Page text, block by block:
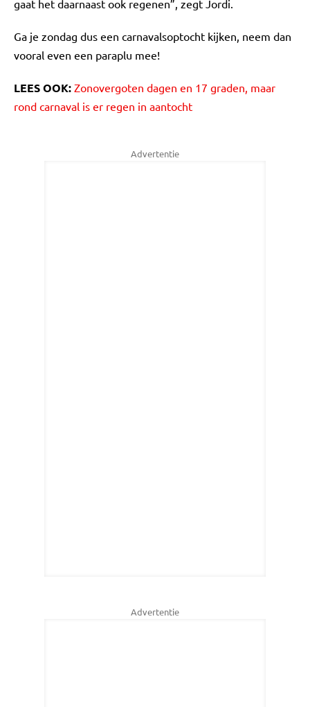
gaat het daarnaast ook regenen”, zegt Jordi.
Ga je zondag dus een carnavalsoptocht kijken, neem dan
vooral even een paraplu mee!
LEES OOK: Zonovergoten dagen en 17 graden, maar
rond carnaval is er regen in aantocht
Advertentie
Advertentie